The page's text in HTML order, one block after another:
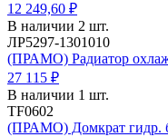
12 249,60 ₽
В наличии 2 шт.
ЛР5297-1301010
(ПРАМО) Радиатор
27 115 ₽
В наличии 1 шт.
TF0602
(ПРАМО) Домкрат гидр.